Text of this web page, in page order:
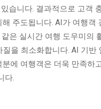
습니다. 결과적으로 고객
주도됩니다. AI가 여행객
은 실시간 여행 도우미의
을 최소화합니다. AI 기반
에 여행객은 더욱 만족하
다.